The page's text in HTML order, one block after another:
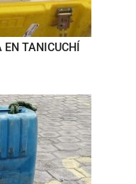
EN TANICUCHÍ